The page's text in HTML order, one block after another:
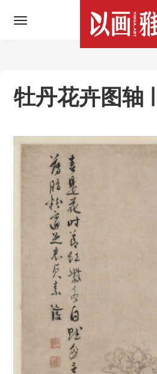
牡丹花卉图轴